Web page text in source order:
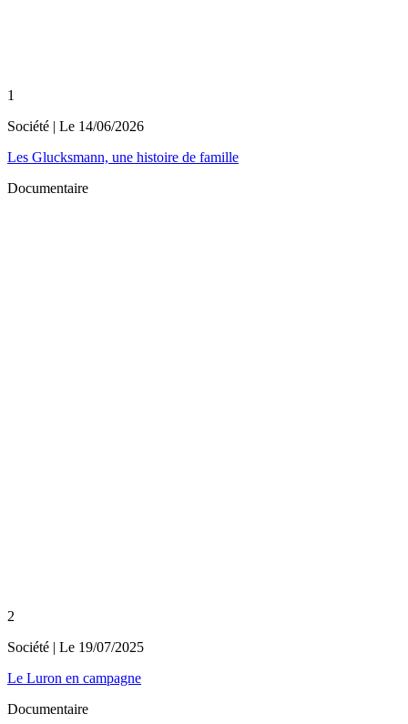
1
Société | Le 14/06/2026
Les Glucksmann, une histoire de famille
Documentaire
2
Société | Le 19/07/2025
Le Luron en campagne
Documentaire